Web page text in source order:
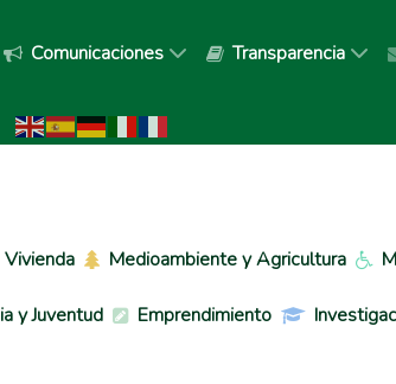
Comunicaciones Transparencia
Vivienda Medioambiente y Agricultura
y Juventud Emprendimiento